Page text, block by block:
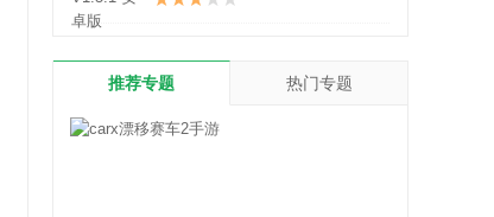
推荐专题 热门专题